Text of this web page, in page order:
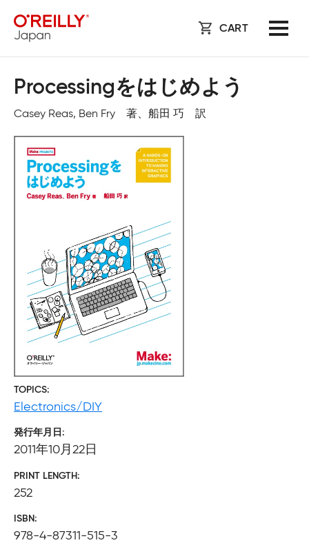
CART
Processingをはじめよう
Casey Reas, Ben Fry 著、船田 巧 訳
TOPICS
Electronics/DIY
発行年月日
2011年10月22日
PRINT LENGTH
252
ISBN
978-4-87311-515-3